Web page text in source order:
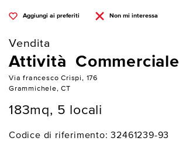
Aggiungi ai preferiti Non mi interessa
Vendita
Attività Commerciale
Via francesco Crispi, 176
Grammichele, CT
183mq, 5 locali
Codice di riferimento: 32461239-93